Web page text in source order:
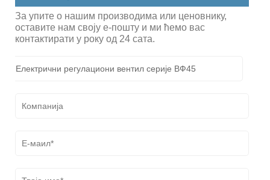
За упите о нашим производима или ценовнику,
оставите нам своју е-пошту и ми ћемо вас
контактирати у року од 24 сата.